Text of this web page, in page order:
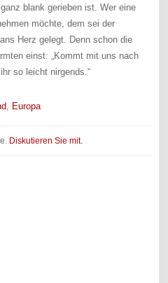
blank gerieben ist. Wer eine
möchte, dem sei der
Herz gelegt. Denn schon die
einst: „Kommt mit uns nach
so leicht nirgends.“
Europa
Diskutieren Sie mit.